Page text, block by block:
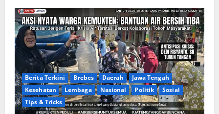
Berita Terkini Brebes Daerah
Jawa Tengah
Kesehatan
Lembaga Nasional Politik
Sosial
Tips & Tricks